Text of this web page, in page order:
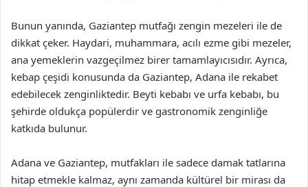
Bunun yanında, Gaziantep mutfağı zengin mezeleri ile de
dikkat çeker. Haydari, muhammara, acılı ezme gibi mezeler,
ana yemeklerin vazgeçilmez birer tamamlayıcısıdır. Ayrıca,
kebap çeşidi konusunda da Gaziantep, Adana ile rekabet
edebilecek zenginliktedir. Beyti kebabı ve urfa kebabı, bu
şehirde oldukça popülerdir ve gastronomik zenginliğe
katkıda bulunur.
Adana ve Gaziantep, mutfakları ile sadece damak tatlarına
hitap etmekle kalmaz, aynı zamanda kültürel bir mirası da